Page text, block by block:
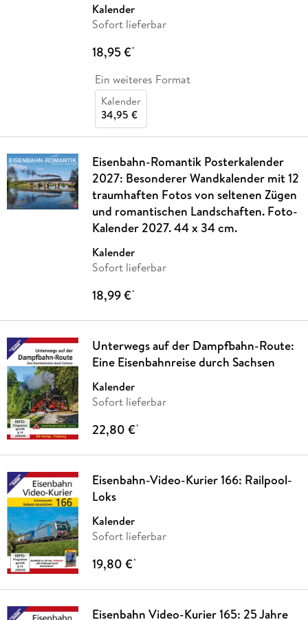
Kalender
Sofort lieferbar
18,95 €*
Ein weiteres Format
Kalender
34,95 €
Eisenbahn-Romantik Posterkalender
2027: Besonderer Wandkalender mit 12
traumhaften Fotos von seltenen Zügen
und romantischen Landschaften. Foto-
Kalender 2027. 44 x 34 cm.
Kalender
Sofort lieferbar
18,99 €*
Unterwegs auf der Dampfbahn-Route:
Eine Eisenbahnreise durch Sachsen
Kalender
Sofort lieferbar
22,80 €*
Eisenbahn-Video-Kurier 166: Railpool-
Loks
Kalender
Sofort lieferbar
19,80 €*
Eisenbahn Video-Kurier 165: 25 Jahre